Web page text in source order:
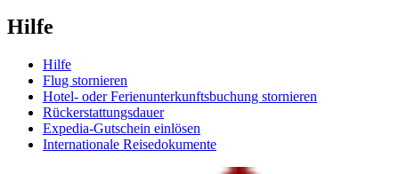
Hilfe
Hilfe
Flug stornieren
Hotel- oder Ferienunterkunftsbuchung stornieren
Rückerstattungsdauer
Expedia-Gutschein einlösen
Internationale Reisedokumente